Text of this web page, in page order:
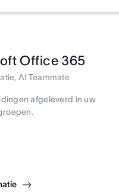
Office 365
AI Teammate
afgeleverd in uw